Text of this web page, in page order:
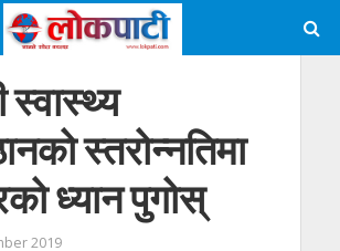
स्वास्थ्य
स्तरोन्नतिमा
ध्यान पुगोस्
2019